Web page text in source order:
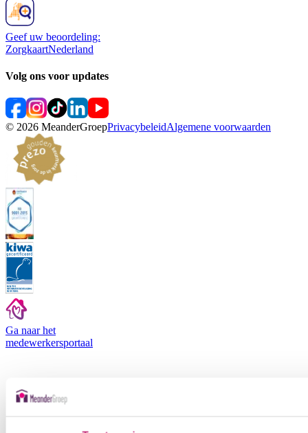
Geef uw beoordeling:
ZorgkaartNederland
Volg ons voor updates
© 2026 MeanderGroepPrivacybeleidAlgemene voorwaarden
Ga naar het
medewerkersportaal